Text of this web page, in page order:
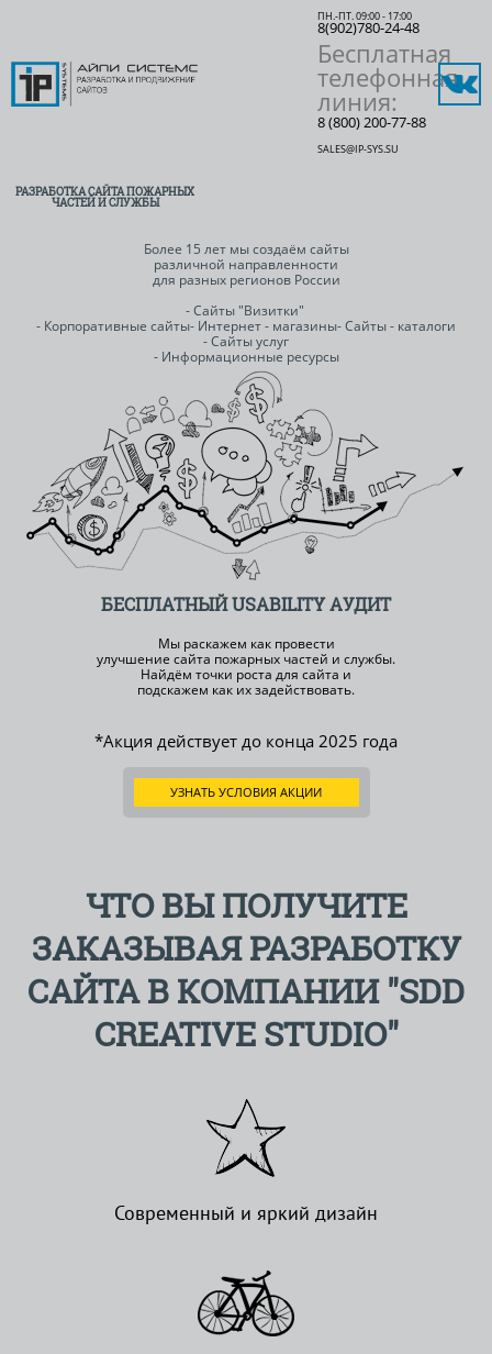
ПН.-ПТ. 09:00 - 17:00
8(902)780-24-48
Бесплатная
телефонная
линия:
8 (800) 200-77-88
SALES@IP-SYS.SU
РАЗРАБОТКА САЙТА ПОЖАРНЫХ
ЧАСТЕЙ И СЛУЖБЫ
Более 15 лет мы создаём сайты
различной направленности
для разных регионов России
- Сайты "Визитки"
- Корпоративные сайты- Интернет - магазины- Сайты - каталоги
- Сайты услуг
- Информационные ресурсы
БЕСПЛАТНЫЙUSABILITY АУДИТ
Мы раскажем как провести
улучшение сайта пожарных частей и службы.
Найдём точки роста для сайта и
подскажем как их задействовать.
*Акция действует до конца 2025 года
УЗНАТЬ УСЛОВИЯ АКЦИИ
ЧТО ВЫ ПОЛУЧИТЕ
ЗАКАЗЫВАЯ РАЗРАБОТКУ
САЙТА В КОМПАНИИ "SDD
CREATIVE STUDIO"
Современный и яркий дизайн